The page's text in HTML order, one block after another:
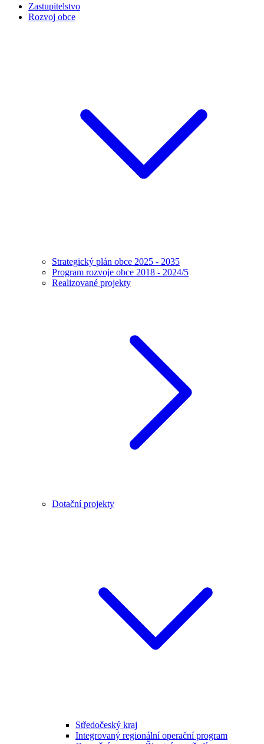
Zastupitelstvo
Rozvoj obce
Strategický plán obce 2025 - 2035
Program rozvoje obce 2018 - 2024/5
Realizované projekty
Dotační projekty
Středočeský kraj
Integrovaný regionální operační program